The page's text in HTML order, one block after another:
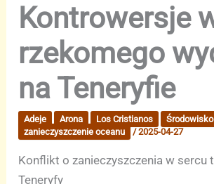
Kontrowersje
rzekomego
na Teneryfie
Adeje Arona Los Cristianos
Środowisko
zanieczyszczenie oceanu
/2025-04-27
Konflikt o zanieczyszczenia w sercu
Teneryfy